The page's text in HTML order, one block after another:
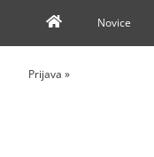
Novice
Prijava »